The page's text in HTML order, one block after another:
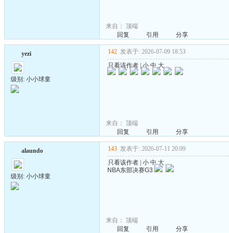
来自： 顶端
回复
引用 分享
yezi
级别: 小小球童
142 发表于: 2026-07-09 18:53
只看该作者 |小 中 大
来自： 顶端
回复
引用 分享
alaundo
级别: 小小球童
143 发表于: 2026-07-11 20:09
只看该作者 小 中 大
NBA东部决赛G3
来自： 顶端
回复
引用 分享